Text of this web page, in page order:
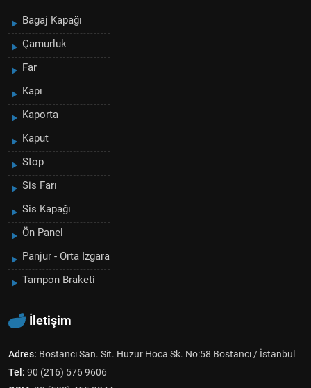
Bagaj Kapağı
Çamurluk
Far
Kapı
Kaporta
Kaput
Stop
Sis Farı
Sis Kapağı
Ön Panel
Panjur - Orta Izgara
Tampon Braketi
İletişim
Adres: Bostancı San. Sit. Huzur Hoca Sk. No:58 Bostancı / İstanbul
Tel: 90 (216) 576 9606